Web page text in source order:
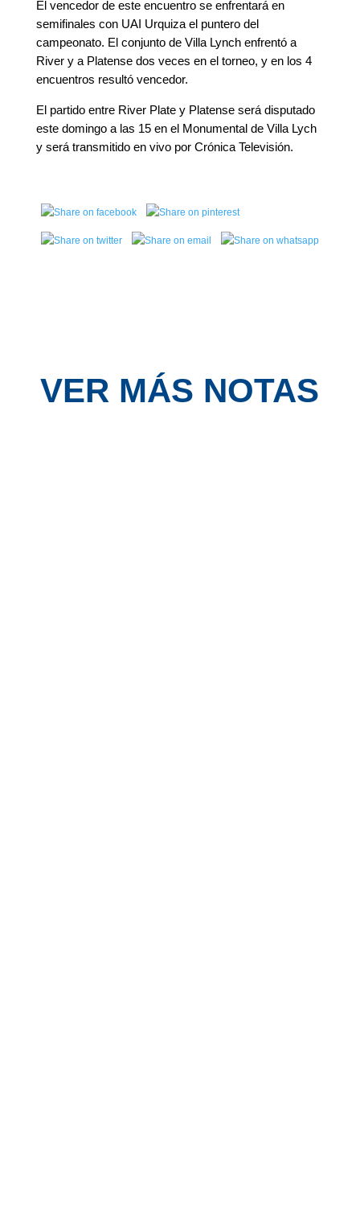
El vencedor de este encuentro se enfrentará en
semifinales con UAI Urquiza el puntero del
campeonato. El conjunto de Villa Lynch enfrentó a
River y a Platense dos veces en el torneo, y en los 4
encuentros resultó vencedor.
El partido entre River Plate y Platense será disputado
este domingo a las 15 en el Monumental de Villa Lych
y será transmitido en vivo por Crónica Televisión.
VER MÁS NOTAS